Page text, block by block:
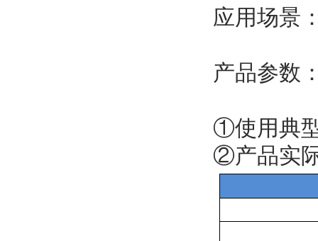
应用场景
产品参数
①使用典
②产品实